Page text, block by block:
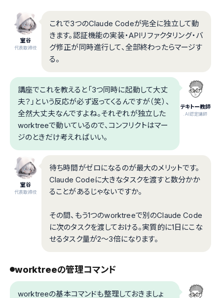
室谷
代表取締役
これで3つのClaude Codeが完全に独立して動
きます。認証機能の実装・APIリファクタリング・バ
グ修正が同時進行して、全部終わったらマージす
る。
テキトー教師
.AI認定講師
講座でこれを教えると「3つ同時に起動して大丈
夫？」という反応が必ず返ってくるんですが（笑）、
全然大丈夫なんですよね。それぞれが独立した
worktreeで動いているので、コンフリクトはマー
ジのときだけ考えればいい。
室谷
代表取締役
待ち時間がゼロになるのが最大のメリットです。
Claude Codeに大きなタスクを渡すと数分かか
ることがあるじゃないですか。
その間、もう1つのworktreeで別のClaude Code
に次のタスクを渡しておける。実質的に1日にこな
せるタスク量が2〜3倍になります。
worktreeの管理コマンド
worktreeの基本コマンドも整理しておきましょ